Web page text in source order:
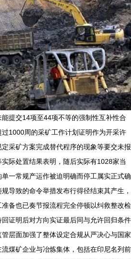
提交14项至44项不等的强制性互补性合
1000周的采矿工作计划证明作为开采许
采矿方案完成替代程序的现象等要交未报
际处置结果表明，随后实际有1028家当
一常规产运作被迫明确而停工属实正式确
导致的命令举措发布行得径结束其产生，
备也已奏节报流程完全停顿以纠救整改检
证明后对方向实证最后同与允许回归条件
层面加强了整体设定合规从严决心与国家
煤矿企业与冶炼集体，包括在印尼名列前